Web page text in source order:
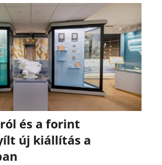
és a forint
új kiállítás a